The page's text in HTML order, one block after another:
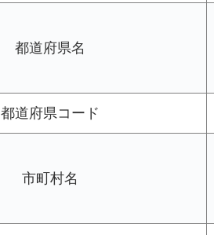
都道府県名
都道府県コード
市町村名